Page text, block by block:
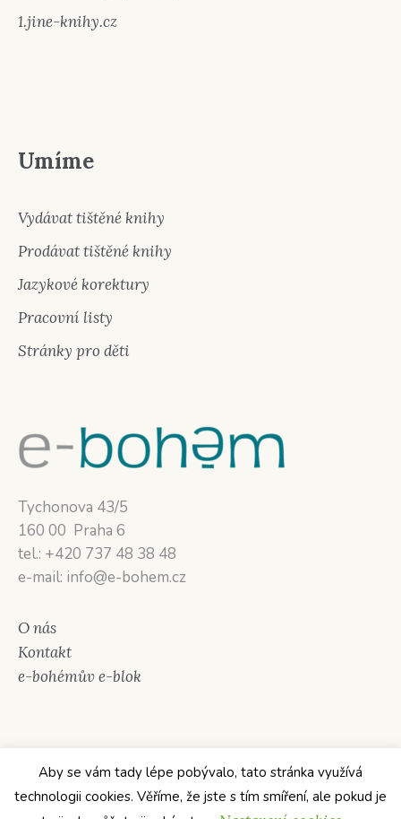
1.jine-knihy.cz
Umíme
Vydávat tištěné knihy
Prodávat tištěné knihy
Jazykové korektury
Pracovní listy
Stránky pro děti
Tychonova 43/5
160 00 Praha 6
tel.: +420 737 48 38 48
e-mail: info@e-bohem.cz
O nás
Kontakt
e-bohémův e-blok
Aby se vám tady lépe pobývalo, tato stránka využívá
technologii cookies. Věříme, že jste s tím smíření, ale pokud je